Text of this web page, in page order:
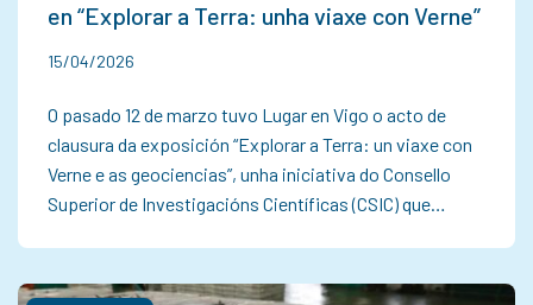
en “Explorar a Terra: unha viaxe con Verne”
15/04/2026
O pasado 12 de marzo tuvo Lugar en Vigo o acto de
clausura da exposición “Explorar a Terra: un viaxe con
Verne e as geociencias”, unha iniciativa do Consello
Superior de Investigacións Científicas (CSIC) que…